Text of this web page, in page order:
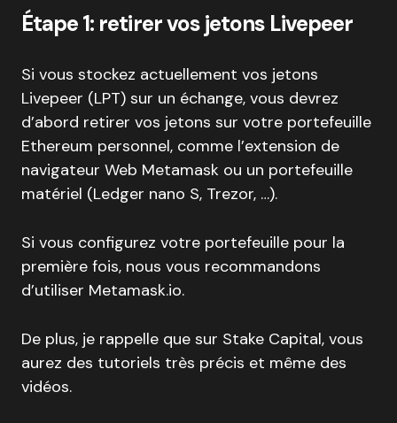
Étape 1: retirer vos jetons Livepeer
Si vous stockez actuellement vos jetons
Livepeer (LPT) sur un échange, vous devrez
d’abord retirer vos jetons sur votre portefeuille
Ethereum personnel, comme l’extension de
navigateur Web Metamask ou un portefeuille
matériel (Ledger nano S, Trezor, …).
Si vous configurez votre portefeuille pour la
première fois, nous vous recommandons
d’utiliser Metamask.io.
De plus, je rappelle que sur Stake Capital, vous
aurez des tutoriels très précis et même des
vidéos.